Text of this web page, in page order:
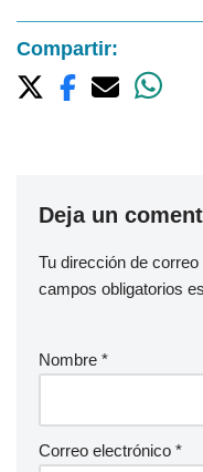
Compartir:
Deja un
Tu dirección de
campos obligatorios
Nombre *
Correo electrónico *